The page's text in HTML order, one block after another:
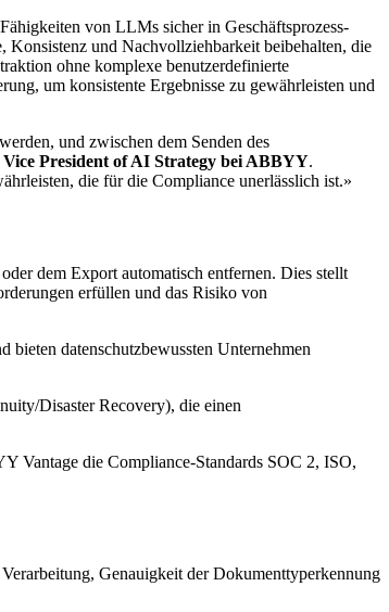
von LLMs sicher in Geschäftsprozess-
und Nachvollziehbarkeit beibehalten, die
ohne komplexe benutzerdefinierte
um konsistente Ergebnisse zu gewährleisten und
und zwischen dem Senden des
President of AI Strategy bei ABBYY.
die für die Compliance unerlässlich ist.»
dem Export automatisch entfernen. Dies stellt
erfüllen und das Risiko von
datenschutzbewussten Unternehmen
Disaster Recovery), die einen
Vantage die Compliance-Standards SOC 2, ISO,
Genauigkeit der Dokumenttyperkennung